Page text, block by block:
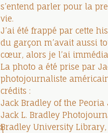
s’entend parler pour la
vie.
J’ai été frappé par cette
du garçon m’avait aussi
cœur, alors je l’ai
La photo a été prise par
photojournaliste
crédits :
Jack Bradley of the
Jack L. Bradley
Bradley University